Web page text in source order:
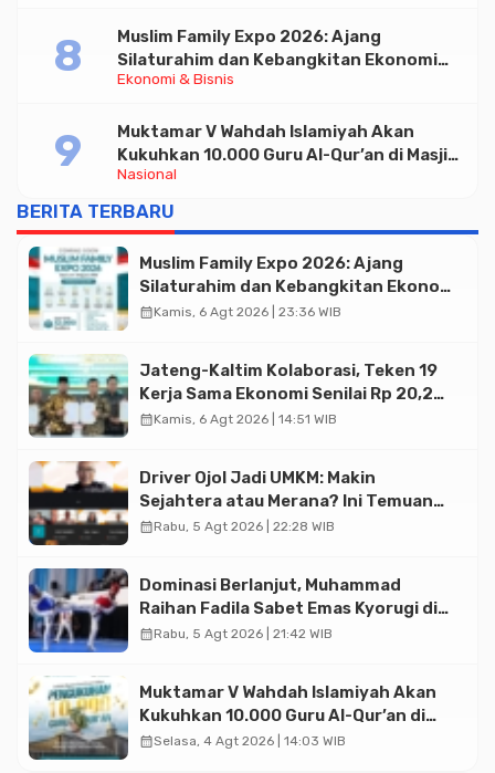
Ekonomi & Bisnis
Muslim Family Expo 2026: Ajang
Silaturahim dan Kebangkitan Ekonomi
Halal di Jakarta
Nasional
Muktamar V Wahdah Islamiyah Akan
Kukuhkan 10.000 Guru Al-Qur’an di Masjid
Istiqlal
BERITA TERBARU
Muslim Family Expo 2026: Ajang
Silaturahim dan Kebangkitan Ekonomi
Halal di Jakarta
calendar_monthKamis, 6 Agt 2026 | 23:36 WIB
Jateng-Kaltim Kolaborasi, Teken 19
Kerja Sama Ekonomi Senilai Rp 20,2
Triliun
calendar_monthKamis, 6 Agt 2026 | 14:51 WIB
Driver Ojol Jadi UMKM: Makin
Sejahtera atau Merana? Ini Temuan
Diskusi Paramadina
calendar_monthRabu, 5 Agt 2026 | 22:28 WIB
Dominasi Berlanjut, Muhammad
Raihan Fadila Sabet Emas Kyorugi di
Asian Taekwondo Indonesia Open
calendar_monthRabu, 5 Agt 2026 | 21:42 WIB
Muktamar V Wahdah Islamiyah Akan
Kukuhkan 10.000 Guru Al-Qur’an di
Masjid Istiqlal
calendar_monthSelasa, 4 Agt 2026 | 14:03 WIB